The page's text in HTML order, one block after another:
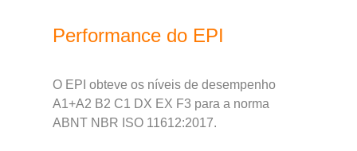
Performance do EPI
O EPI obteve os níveis de desempenho
A1+A2 B2 C1 DX EX F3 para a norma
ABNT NBR ISO 11612:2017.